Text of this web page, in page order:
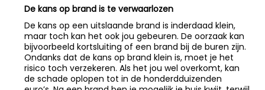
De kans op brand is te verwaarlozen
De kans op een uitslaande brand is inderdaad klein,
maar toch kan het ook jou gebeuren. De oorzaak kan
bijvoorbeeld kortsluiting of een brand bij de buren zijn.
Ondanks dat de kans op brand klein is, moet je het
risico toch verzekeren. Als het jou wel overkomt, kan
de schade oplopen tot in de honderdduizenden